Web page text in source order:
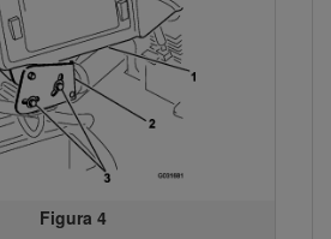
Figura 4